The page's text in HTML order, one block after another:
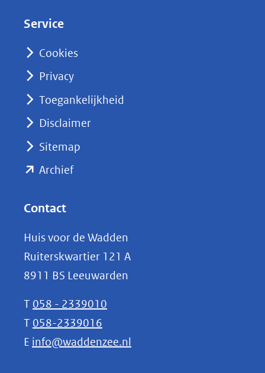
nieuw
naar
Service
Cookies
Privacy
Toegankelijkheid
Disclaimer
Sitemap
Archief(opent
(verwijst
naar
een
andere
website)
Contact
Huis voor de Wadden
Ruiterskwartier 121 A
8911 BS Leeuwarden
T 058 - 2339010
T 058-2339016
E info@waddenzee.nl